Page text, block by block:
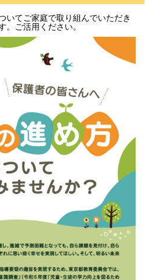
いてご家庭で取り組んでいただき
。ご活用ください。